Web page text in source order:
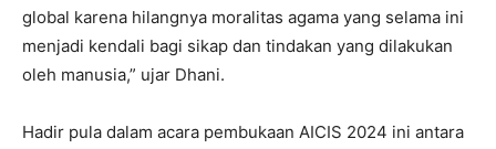
global karena hilangnya moralitas agama yang selama ini
menjadi kendali bagi sikap dan tindakan yang dilakukan
oleh manusia,” ujar Dhani.
Hadir pula dalam acara pembukaan AICIS 2024 ini antara